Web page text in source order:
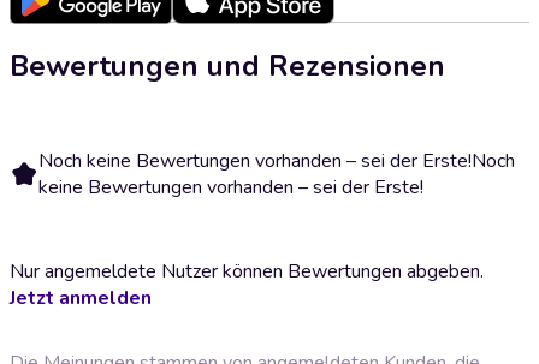
Bewertungen und Rezensionen
Noch keine Bewertungen vorhanden – sei der Erste!Noch
keine Bewertungen vorhanden – sei der Erste!
Nur angemeldete Nutzer können Bewertungen abgeben.
Jetzt anmelden